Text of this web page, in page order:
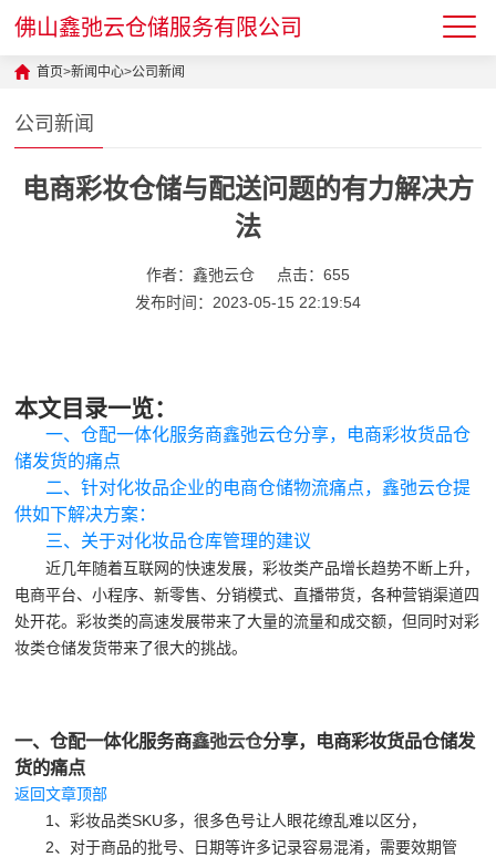
佛山鑫弛云仓储服务有限公司
首页>新闻中心>公司新闻
公司新闻
电商彩妆仓储与配送问题的有力解决方
法
作者：鑫弛云仓
点击：655
发布时间：2023-05-15 22:19:54
本文目录一览：
一、仓配一体化服务商鑫弛云仓分享，电商彩妆货品仓
储发货的痛点
二、针对化妆品企业的电商仓储物流痛点，鑫弛云仓提
供如下解决方案：
三、关于对化妆品仓库管理的建议
近几年随着互联网的快速发展，彩妆类产品增长趋势不断上升，
电商平台、小程序、新零售、分销模式、直播带货，各种营销渠道四
处开花。彩妆类的高速发展带来了大量的流量和成交额，但同时对彩
妆类仓储发货带来了很大的挑战。
一、仓配一体化服务商鑫弛云仓分享，电商彩妆货品仓储发
货的痛点
返回文章顶部
1、彩妆品类SKU多，很多色号让人眼花缭乱难以区分，
2、对于商品的批号、日期等许多记录容易混淆，需要效期管